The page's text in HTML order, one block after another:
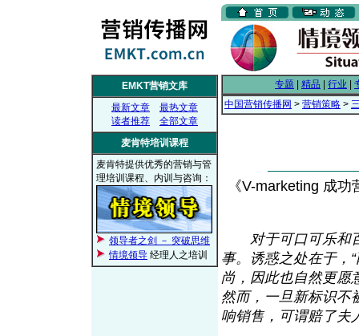
EMKT营销文库
最新文章
最热文章
读者推荐
全部文章
麦肯特培训课程
麦肯特提供优秀的营销与管
理培训课程、内训与咨询：
领导者之剑 － 突破思维
情境领导 经理人之培训
专题 精品 行业
中国营销传播网 > 营销策略 >
《V-marketing 成
对于可口可乐和
事。诱惑之处在于，
尚，因此也自然更愿
然而，一旦新标识不
响销售，可谓赔了夫